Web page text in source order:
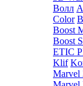
Волл
Color
Boost
Boost
ETIC
Klif
Marvel